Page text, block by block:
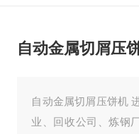
自动金属切屑压
自动金属切屑压饼机 进口配置 全自动智能操控主要适用于环保企
业、回收公司、炼钢